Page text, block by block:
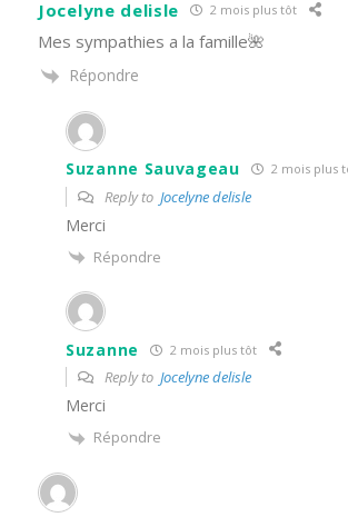
Jocelyne delisle 2 mois plus tôt
Mes sympathies a la famille🌺
Répondre
Suzanne Sauvageau 2 mois plus
Reply to Jocelyne delisle
Merci
Répondre
Suzanne 2 mois plus tôt
Reply to Jocelyne delisle
Merci
Répondre